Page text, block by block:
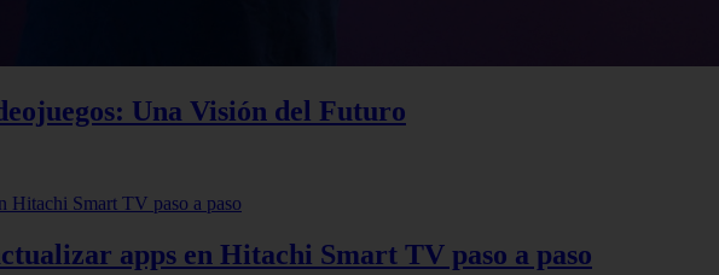
Una Visión del Futuro
apps en Hitachi Smart TV paso a paso